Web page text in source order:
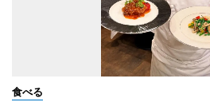
食べる